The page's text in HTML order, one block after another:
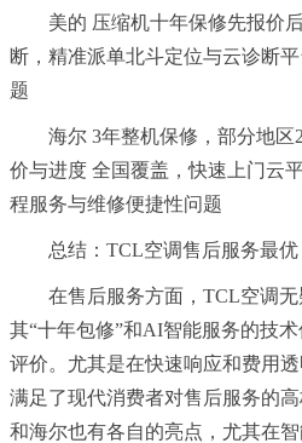
美的 压缩机十年保修先报价
断，精准派单北斗定位与云诊断
题
海尔 3年整机保修，部分地
价与进度 全国覆盖，快速上门云
程服务与维修便捷性问题
总结：TCL空调售后服务最优
在售后服务方面，TCL空调
其“十年包修”和AI智能服务的技
评价。尤其是在快速响应和费用
满足了现代消费者对售后服务的
和海尔也有各自的亮点，尤其在